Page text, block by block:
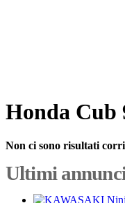
Honda Cub
Non ci sono risultati
Ultimi